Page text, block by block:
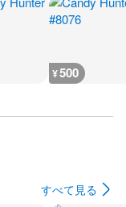
¥500
すべて見る